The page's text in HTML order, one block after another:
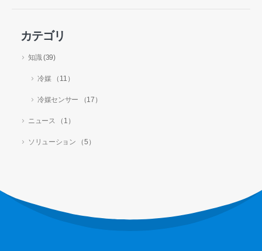
カテゴリ
知識 (39)
冷媒（11）
冷媒センサー （17）
ニュース （1）
ソリューション （5）
私たちの解決策
HVACシステムの冷媒漏れ検出
コールドチェーン冷媒の監視
産業冷凍ガス監視
詳細をご覧ください